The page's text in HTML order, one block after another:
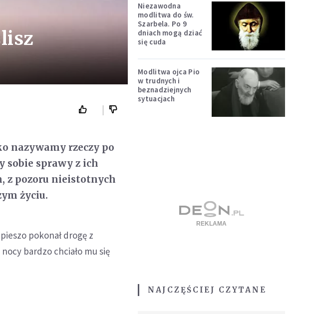
nazywamy rzeczy po
sobie sprawy z ich
z pozoru nieistotnych
życiu.
pokonał drogę z
bardzo chciało mu się
Niezawodna
modlitwa do św.
Szarbela. Po 9
dniach mogą dziać
się cuda
Modlitwa ojca Pio
w trudnych i
beznadziejnych
sytuacjach
NAJCZĘŚCIEJ CZYTANE